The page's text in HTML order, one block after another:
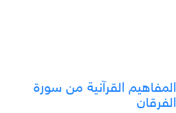
المفاهيم القرآنية من سورة
الفرقان